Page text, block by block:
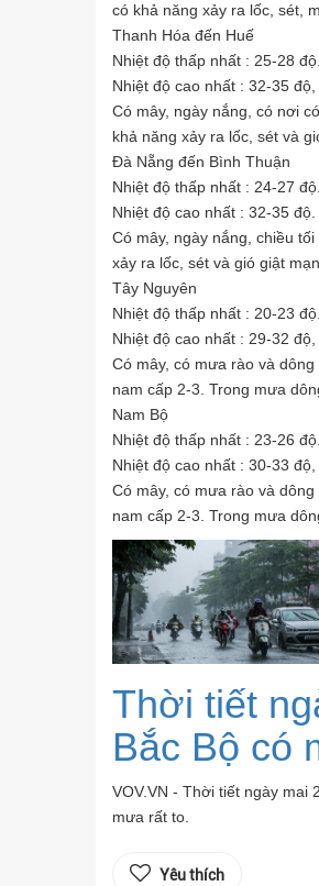
có khả năng xảy ra lốc, sét,
Thanh Hóa đến Huế
Nhiệt độ thấp nhất : 25-28 độ.
Nhiệt độ cao nhất : 32-35
Có mây, ngày nắng, có nơi
khả năng xảy ra lốc, sét và
Đà Nẵng đến Bình Thuận
Nhiệt độ thấp nhất : 24-27 độ.
Nhiệt độ cao nhất : 32-35 độ.
Có mây, ngày nắng, chiều
xảy ra lốc, sét và gió giật
Tây Nguyên
Nhiệt độ thấp nhất : 20-23 độ.
Nhiệt độ cao nhất : 29-32
Có mây, có mưa rào và
nam cấp 2-3. Trong mưa
Nam Bộ
Nhiệt độ thấp nhất : 23-26 độ.
Nhiệt độ cao nhất : 30-33
Có mây, có mưa rào và
nam cấp 2-3. Trong mưa
Thời tiết
Bắc Bộ có
VOV.VN - Thời tiết ngày mai
mưa rất to.
Yêu thích